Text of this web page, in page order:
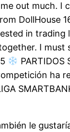
out much. I
DollHouse
in
I must
PARTIDOS
ha
le